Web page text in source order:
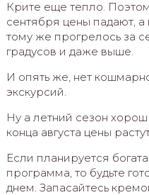
Крите еще тепло.
сентября цены падают, а
тому же прогрелось за
градусов и даже выше.
И опять же, нет
экскурсий.
Ну а летний сезон
конца августа цены
Если планируется
программа, то будьте
днем. Запасайтесь